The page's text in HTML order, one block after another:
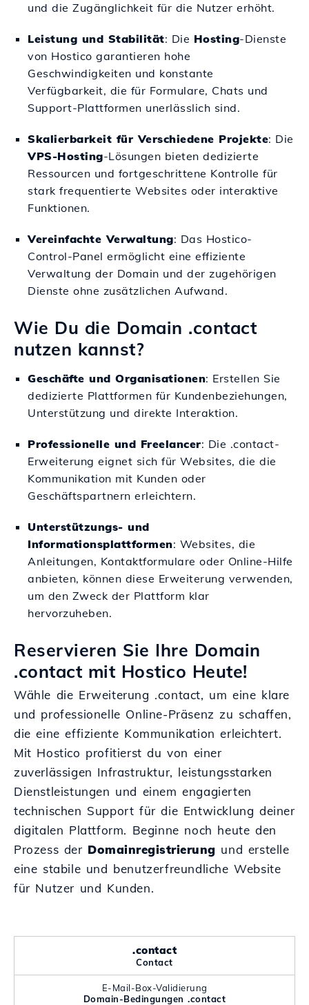
und die Zugänglichkeit für die Nutzer erhöht.
Leistung und Stabilität: Die Hosting-Dienste
von Hostico garantieren hohe
Geschwindigkeiten und konstante
Verfügbarkeit, die für Formulare, Chats und
Support-Plattformen unerlässlich sind.
Skalierbarkeit für Verschiedene Projekte: Die
VPS-Hosting-Lösungen bieten dedizierte
Ressourcen und fortgeschrittene Kontrolle für
stark frequentierte Websites oder interaktive
Funktionen.
Vereinfachte Verwaltung: Das Hostico-
Control-Panel ermöglicht eine effiziente
Verwaltung der Domain und der zugehörigen
Dienste ohne zusätzlichen Aufwand.
Wie Du die Domain .contact
nutzen kannst?
Geschäfte und Organisationen: Erstellen Sie
dedizierte Plattformen für Kundenbeziehungen,
Unterstützung und direkte Interaktion.
Professionelle und Freelancer: Die .contact-
Erweiterung eignet sich für Websites, die die
Kommunikation mit Kunden oder
Geschäftspartnern erleichtern.
Unterstützungs- und
Informationsplattformen: Websites, die
Anleitungen, Kontaktformulare oder Online-Hilfe
anbieten, können diese Erweiterung verwenden,
um den Zweck der Plattform klar
hervorzuheben.
Reservieren Sie Ihre Domain
.contact mit Hostico Heute!
Wähle die Erweiterung .contact, um eine klare
und professionelle Online-Präsenz zu schaffen,
die eine effiziente Kommunikation erleichtert.
Mit Hostico profitierst du von einer
zuverlässigen Infrastruktur, leistungsstarken
Dienstleistungen und einem engagierten
technischen Support für die Entwicklung deiner
digitalen Plattform. Beginne noch heute den
Prozess der Domainregistrierung und erstelle
eine stabile und benutzerfreundliche Website
für Nutzer und Kunden.
.contact
Contact
E-Mail-Box-Validierung
Domain-Bedingungen .contact